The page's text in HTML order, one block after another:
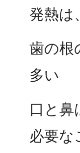
発熱は
歯の根
多い
口と鼻
必要な